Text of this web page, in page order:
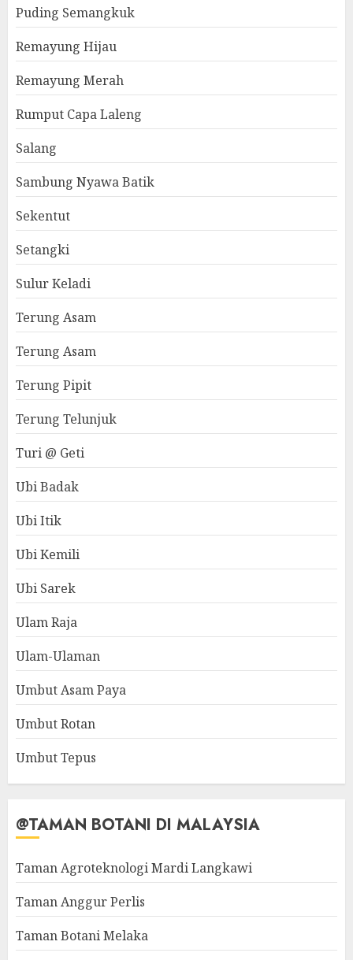
Puding Semangkuk
Remayung Hijau
Remayung Merah
Rumput Capa Laleng
Salang
Sambung Nyawa Batik
Sekentut
Setangki
Sulur Keladi
Terung Asam
Terung Asam
Terung Pipit
Terung Telunjuk
Turi @ Geti
Ubi Badak
Ubi Itik
Ubi Kemili
Ubi Sarek
Ulam Raja
Ulam-Ulaman
Umbut Asam Paya
Umbut Rotan
Umbut Tepus
@TAMAN BOTANI DI MALAYSIA
Taman Agroteknologi Mardi Langkawi
Taman Anggur Perlis
Taman Botani Melaka